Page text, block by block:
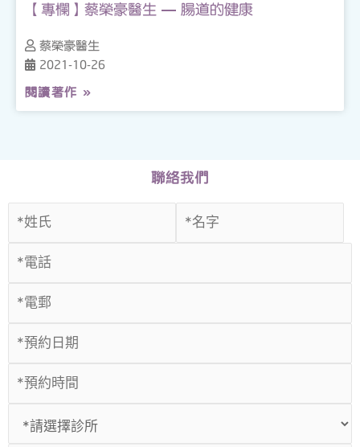
【專欄】蔡榮豪醫生 — 腸道的健康
蔡榮豪醫生
2021-10-26
閱讀著作 »
聯絡我們